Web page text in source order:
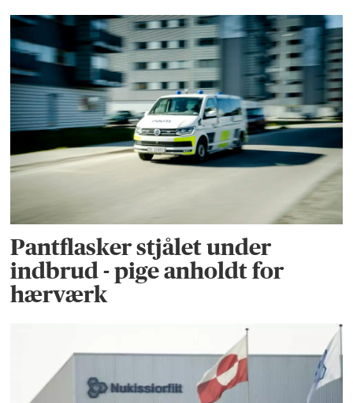
Pantflasker stjålet under
indbrud - pige anholdt for
hærværk